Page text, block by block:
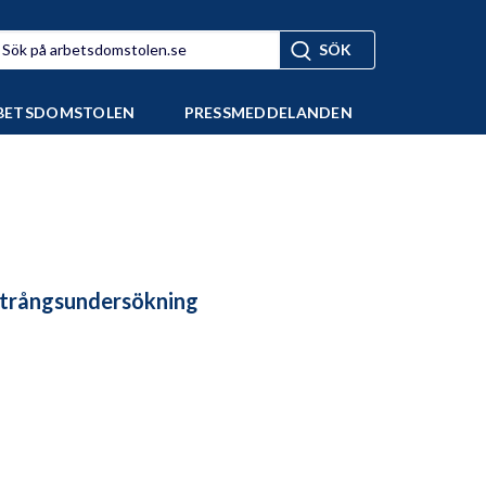
PRESSMEDDELANDEN